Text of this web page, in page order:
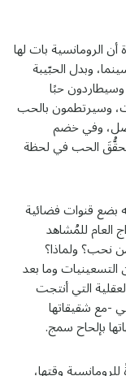
الرومانسية بات لها
وبدل الحبّيبة
حبًا
وسيرتطمون بالحب
وفي خضم
الحب في لحظة
بضع قنوات فضائية
العام للمُشاهد
نحب؟ ولماذا؟
وما بعد
التي أنتجت
-مع شقيقاتها
بإلحاح سمج.